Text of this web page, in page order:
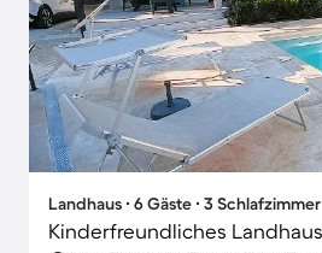
Landhaus ∙ 6 Gäste ∙ 3 Schlafzimmer